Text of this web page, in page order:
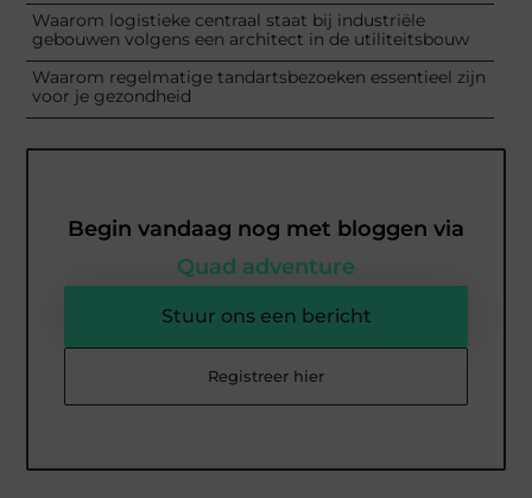
Waarom logistieke centraal staat bij industriële
gebouwen volgens een architect in de utiliteitsbouw
Waarom regelmatige tandartsbezoeken essentieel zijn
voor je gezondheid
Begin vandaag nog met bloggen via
Quad adventure
Stuur ons een bericht
Registreer hier